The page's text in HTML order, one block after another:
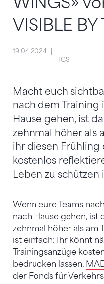
VISIBLE BY
19.04.2024
TCS
Macht euch
nach dem Training
Hause gehen, ist
zehnmal höher als
ihr diesen Frühling
kostenlos
Leben zu schützen
Wenn eure Teams
nach Hause gehen, ist
zehnmal höher als am
ist einfach: Ihr könnt
Trainingsanzüge
bedrucken lassen.
der Fonds für